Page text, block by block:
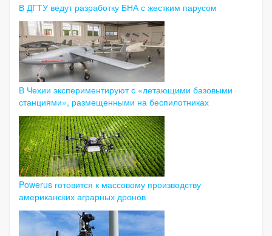
В ДГТУ ведут разработку БНА с жестким парусом
В Чехии экспериментируют с «летающими базовыми
станциями», размещенными на беспилотниках
Powerus готовится к массовому производству
американских аграрных дронов